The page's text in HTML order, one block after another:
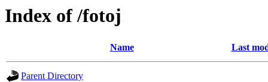
Index of /fotoj
Name Last
Parent Directory